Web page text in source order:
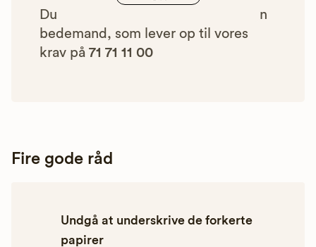
Du kan altid ringe og få anbefalet en
bedemand, som lever op til vores
krav på 71 71 11 00
Fire gode råd
Undgå at underskrive de forkerte
papirer